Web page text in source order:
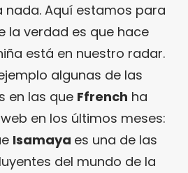
nada. Aquí estamos para
la verdad es que hace
está en nuestro radar.
algunas de las
en las que Ffrench ha
en los últimos meses:
Isamaya es una de las
del mundo de la